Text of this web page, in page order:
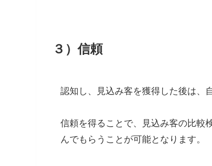
３）信頼
認知し、見込み客を獲得した後は、
信頼を得ることで、見込み客の比較
んでもらうことが可能となります。